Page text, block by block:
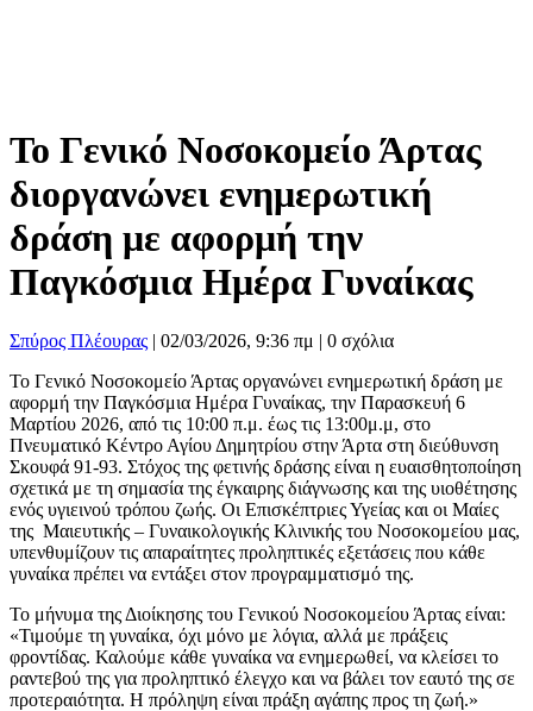
Το Γενικό Νοσοκομείο Άρτας
διοργανώνει ενημερωτική
δράση με αφορμή την
Παγκόσμια Ημέρα Γυναίκας
Σπύρος Πλέουρας | 02/03/2026, 9:36 πμ | 0 σχόλια
Το Γενικό Νοσοκομείο Άρτας οργανώνει ενημερωτική δράση με
αφορμή την Παγκόσμια Ημέρα Γυναίκας, την Παρασκευή 6
Μαρτίου 2026, από τις 10:00 π.μ. έως τις 13:00μ.μ, στο
Πνευματικό Κέντρο Αγίου Δημητρίου στην Άρτα στη διεύθυνση
Σκουφά 91-93. Στόχος της φετινής δράσης είναι η ευαισθητοποίηση
σχετικά με τη σημασία της έγκαιρης διάγνωσης και της υιοθέτησης
ενός υγιεινού τρόπου ζωής. Οι Επισκέπτριες Υγείας και οι Μαίες
της Μαιευτικής – Γυναικολογικής Κλινικής του Νοσοκομείου μας,
υπενθυμίζουν τις απαραίτητες προληπτικές εξετάσεις που κάθε
γυναίκα πρέπει να εντάξει στον προγραμματισμό της.
Το μήνυμα της Διοίκησης του Γενικού Νοσοκομείου Άρτας είναι:
«Τιμούμε τη γυναίκα, όχι μόνο με λόγια, αλλά με πράξεις
φροντίδας. Καλούμε κάθε γυναίκα να ενημερωθεί, να κλείσει το
ραντεβού της για προληπτικό έλεγχο και να βάλει τον εαυτό της σε
προτεραιότητα. Η πρόληψη είναι πράξη αγάπης προς τη ζωή.»